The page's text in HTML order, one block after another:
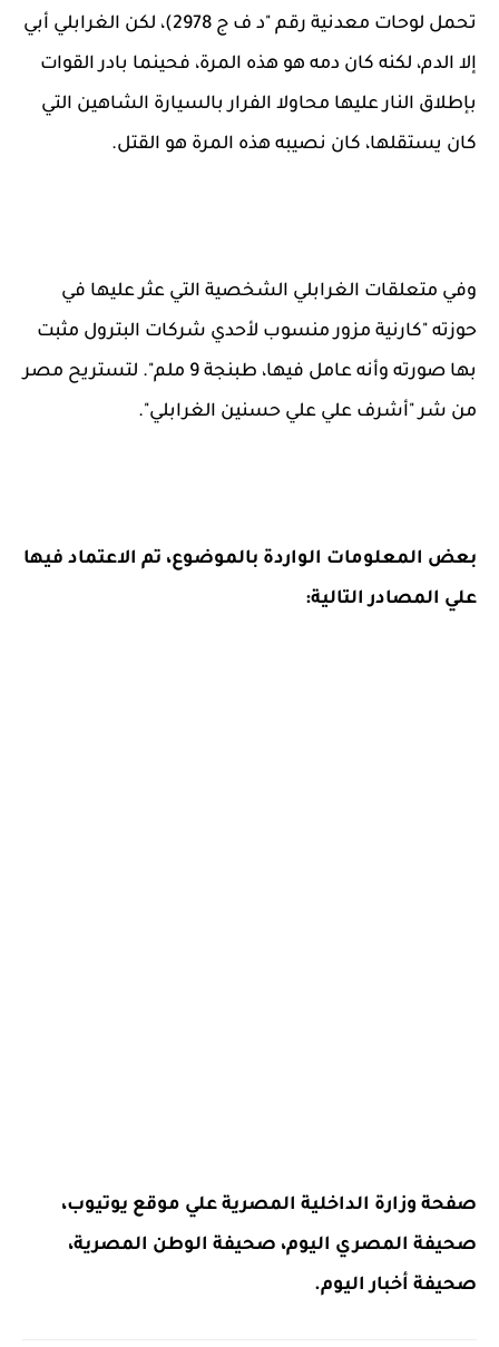
تحمل لوحات معدنية رقم "د ف ج 2978)، لكن الغرابلي أبي
إلا الدم، لكنه كان دمه هو هذه المرة، فحينما بادر القوات
بإطلاق النار عليها محاولا الفرار بالسيارة الشاهين التي
كان يستقلها، كان نصيبه هذه المرة هو القتل.
وفي متعلقات الغرابلي الشخصية التي عثر عليها في
حوزته "كارنية مزور منسوب لأحدي شركات البترول مثبت
بها صورته وأنه عامل فيها، طبنجة 9 ملم". لتستريح مصر
من شر "أشرف علي علي حسنين الغرابلي".
بعض المعلومات الواردة بالموضوع، تم الاعتماد فيها
علي المصادر التالية:
صفحة وزارة الداخلية المصرية علي موقع يوتيوب،
صحيفة المصري اليوم، صحيفة الوطن المصرية،
صحيفة أخبار اليوم.